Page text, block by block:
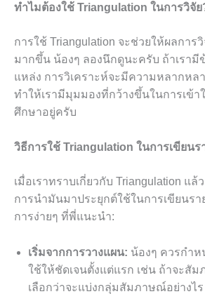
ทำไมต้องใช้ Triangulation ในการวิจัย
การใช้ Triangulation จะช่วยให้ผลการ
มากขึ้น น้องๆ ลองนึกดูนะครับ ถ้าเรามี
แหล่ง การวิเคราะห์จะมีความหลากห
ทำให้เรามีมุมมองที่กว้างขึ้นในการเข้า
ศึกษาอยู่ครับ
วิธีการใช้ Triangulation ในการเขียนร
เมื่อเราทราบเกี่ยวกับ Triangulation แ
การนำมันมาประยุกต์ใช้ในการเขียนร
การง่ายๆ ที่พี่แนะนำ:
เริ่มจากการวางแผน: น้องๆ ควรกำ
ใช้ให้ชัดเจนตั้งแต่แรก เช่น ถ้าจะสั
เลือกว่าจะแบ่งกลุ่มสัมภาษณ์อย่างไร